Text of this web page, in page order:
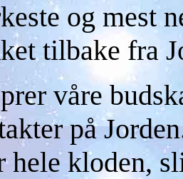
og mest
tilbake fra
våre
på
hele kloden,